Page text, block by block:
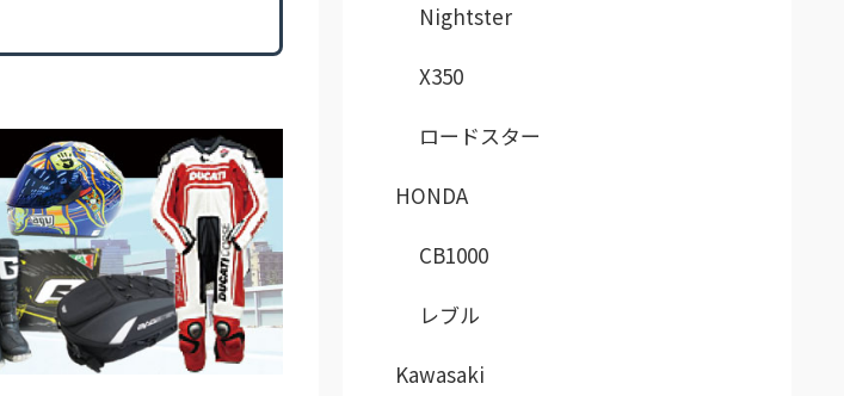
Nightster
X350
ロードスター
HONDA
CB1000
レブル
Kawasaki